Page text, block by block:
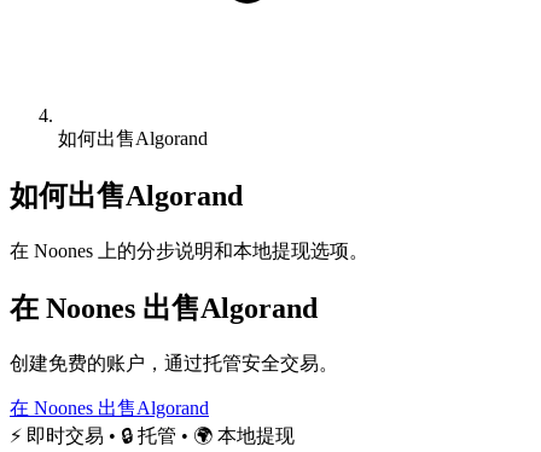
如何出售Algorand
如何出售Algorand
在 Noones 上的分步说明和本地提现选项。
在 Noones 出售Algorand
创建免费的账户，通过托管安全交易。
在 Noones 出售Algorand
⚡ 即时交易 • 🔒 托管 • 🌍 本地提现